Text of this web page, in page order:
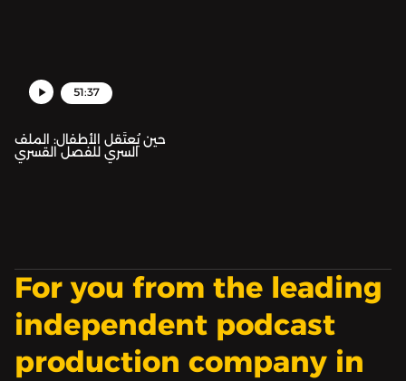
51:37
حين يُعتَقل الأطفال: الملف
السري للفصل القسري
For you from the leading
independent podcast
production company in